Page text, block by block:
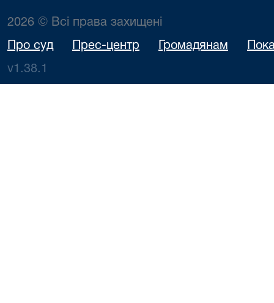
2026 © Всі права захищені
Про суд Прес-центр Громадянам
v1.38.1